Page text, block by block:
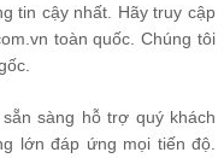
tin cậy nhất. Hãy truy cập
toàn quốc. Chúng tôi
sàng hỗ trợ quý khách
lớn đáp ứng mọi tiến độ.